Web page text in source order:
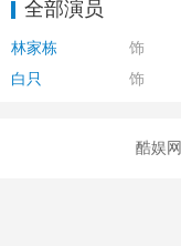
全部演员
林家栋
饰
白只
饰
酷娱网